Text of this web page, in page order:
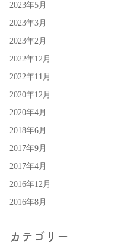
2023年5月
2023年3月
2023年2月
2022年12月
2022年11月
2020年12月
2020年4月
2018年6月
2017年9月
2017年4月
2016年12月
2016年8月
カテゴリー